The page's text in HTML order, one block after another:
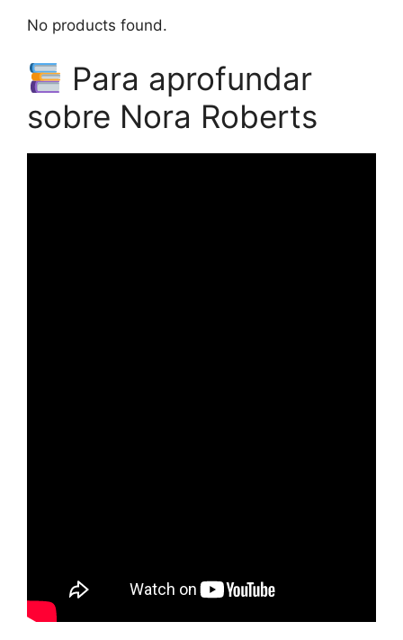
No products found.
Para aprofundar
sobre Nora Roberts